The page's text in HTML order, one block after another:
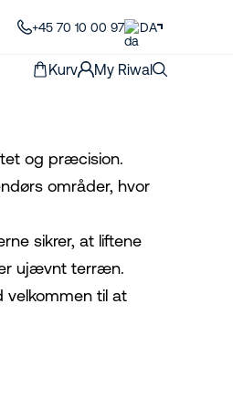
+45 70 10 00 97 DA
Kurv My Riwal
og præcision.
områder, hvor
sikrer, at liftene
ujævnt terræn.
velkommen til at